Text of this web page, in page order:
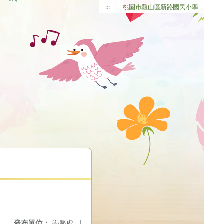
::: 桃園市龜山區新路國民小學